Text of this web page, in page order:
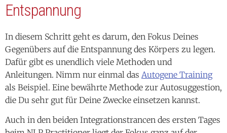
Entspannung
In diesem Schritt geht es darum, den Fokus Deines
Gegenübers auf die Entspannung des Körpers zu legen.
Dafür gibt es unendlich viele Methoden und
Anleitungen. Nimm nur einmal das Autogene Training
als Beispiel. Eine bewährte Methode zur Autosuggestion,
die Du sehr gut für Deine Zwecke einsetzen kannst.
Auch in den beiden Integrationstrancen des ersten Tages